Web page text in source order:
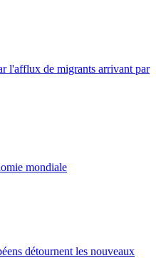
l'afflux de migrants arrivant par
mondiale
détournent les nouveaux